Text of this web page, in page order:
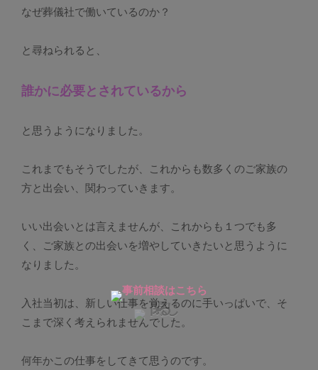
なぜ葬儀社で働いているのか？
と尋ねられると、
誰かに必要とされているから
と思うようになりました。
これまでもそうでしたが、これからも数多くのご家族の
方と出会い、関わっていきます。
いい出会いとは言えませんが、これからも１つでも多
く、ご家族との出会いを増やしていきたいと思うように
なりました。
入社当初は、新しい仕事を覚えるのに手いっぱいで、そ
こまで深く考えられませんでした。
何年かこの仕事をしてきて思うのです。